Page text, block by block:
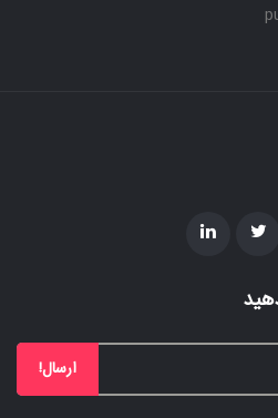
ارسال!